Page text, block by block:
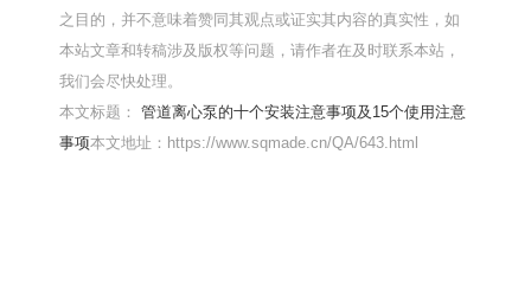
之目的，并不意味着赞同其观点或证实其内容的真实性，如
本站文章和转稿涉及版权等问题，请作者在及时联系本站，
我们会尽快处理。
本文标题：管道离心泵的十个安装注意事项及15个使用注意
事项本文地址：https://www.sqmade.cn/QA/643.html